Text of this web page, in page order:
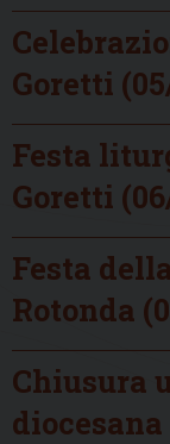
Goretti
Festa
Goretti
Festa
Rotonda
Chiusura
diocesana